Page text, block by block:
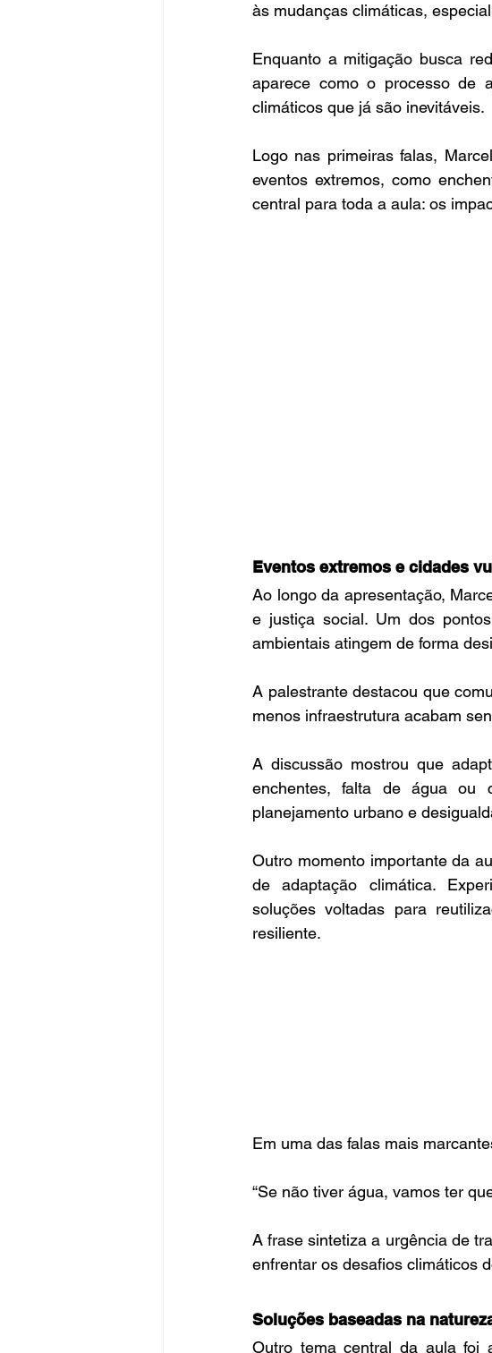
às mudanças climáticas,
Enquanto a mitigação busca
aparece como o processo de
climáticos que já são inevitáveis.
Logo nas primeiras falas,
eventos extremos, como
central para toda a aula: os
Eventos extremos e cidades
Ao longo da apresentação,
e justiça social. Um dos
ambientais atingem de forma
A palestrante destacou que
menos infraestrutura acabam
A discussão mostrou que
enchentes, falta de água ou
planejamento urbano e
Outro momento importante da
de adaptação climática.
soluções voltadas para
resiliente.
Em uma das falas mais
“Se não tiver água, vamos ter
A frase sintetiza a urgência de
enfrentar os desafios climáticos
Soluções baseadas na
Outro tema central da aula foi